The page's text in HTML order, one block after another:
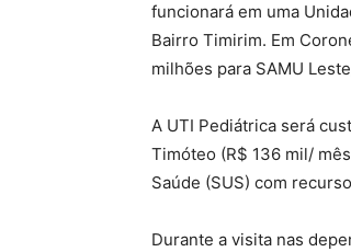
funcionará em uma
Bairro Timirim. Em
milhões para SAMU
A UTI Pediátrica será
Timóteo (R$ 136 mil/
Saúde (SUS) com
Durante a visita nas